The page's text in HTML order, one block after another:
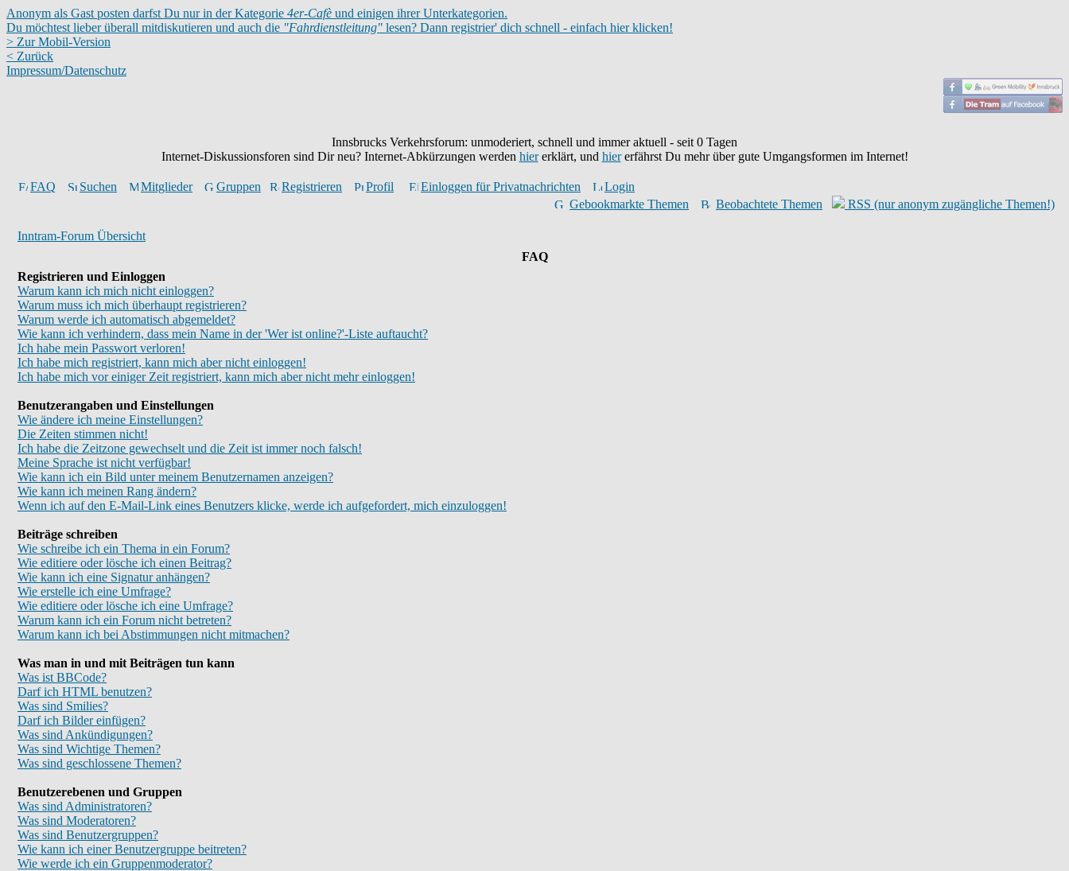
Anonym als Gast posten darfst Du nur in der Kategorie 4er-Cafè und einigen ihrer Unterkategorien.
Du möchtest lieber überall mitdiskutieren und auch die "Fahrdienstleitung" lesen? Dann registrier' dich schnell - einfach hier klicken!
> Zur Mobil-Version
< Zurück
Impressum/Datenschutz
Innsbrucks Verkehrsforum: unmoderiert, schnell und immer aktuell - seit 0 Tagen
Internet-Diskussionsforen sind Dir neu? Internet-Abkürzungen werden hiererklärt, und hiererfährst Du mehr über gute Umgangsformen im Internet!
FAQ Suchen Mitglieder Gruppen Registrieren Profil Einloggen für Privatnachrichten
Login
Gebookmarkte Themen
Beobachtete Themen RSS (nur anonym zugängliche Themen!)
Inntram-Forum Übersicht
FAQ
Registrieren und Einloggen
Warum kann ich mich nicht einloggen?
Warum muss ich mich überhaupt registrieren?
Warum werde ich automatisch abgemeldet?
Wie kann ich verhindern, dass mein Name in der 'Wer ist online?'-Liste auftaucht?
Ich habe mein Passwort verloren!
Ich habe mich registriert, kann mich aber nicht einloggen!
Ich habe mich vor einiger Zeit registriert, kann mich aber nicht mehr einloggen!
Benutzerangaben und Einstellungen
Wie ändere ich meine Einstellungen?
Die Zeiten stimmen nicht!
Ich habe die Zeitzone gewechselt und die Zeit ist immer noch falsch!
Meine Sprache ist nicht verfügbar!
Wie kann ich ein Bild unter meinem Benutzernamen anzeigen?
Wie kann ich meinen Rang ändern?
Wenn ich auf den E-Mail-Link eines Benutzers klicke, werde ich aufgefordert, mich einzuloggen!
Beiträge schreiben
Wie schreibe ich ein Thema in ein Forum?
Wie editiere oder lösche ich einen Beitrag?
Wie kann ich eine Signatur anhängen?
Wie erstelle ich eine Umfrage?
Wie editiere oder lösche ich eine Umfrage?
Warum kann ich ein Forum nicht betreten?
Warum kann ich bei Abstimmungen nicht mitmachen?
Was man in und mit Beiträgen tun kann
Was ist BBCode?
Darf ich HTML benutzen?
Was sind Smilies?
Darf ich Bilder einfügen?
Was sind Ankündigungen?
Was sind Wichtige Themen?
Was sind geschlossene Themen?
Benutzerebenen und Gruppen
Was sind Administratoren?
Was sind Moderatoren?
Was sind Benutzergruppen?
Wie kann ich einer Benutzergruppe beitreten?
Wie werde ich ein Gruppenmoderator?